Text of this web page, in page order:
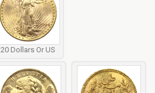
20 Dollars Or US